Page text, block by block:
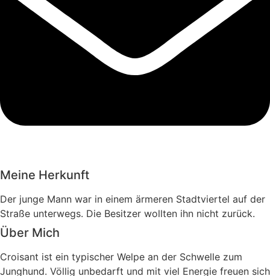
Meine Herkunft
Der junge Mann war in einem ärmeren Stadtviertel auf der
Straße unterwegs. Die Besitzer wollten ihn nicht zurück.
Über Mich
Croisant ist ein typischer Welpe an der Schwelle zum
Junghund. Völlig unbedarft und mit viel Energie freuen sich